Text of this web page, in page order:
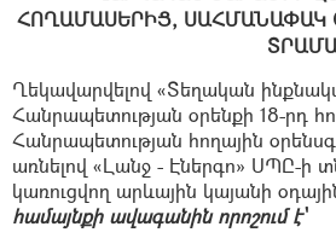
ՀՈՂԱՄԱՍԵՐԻՑ, ՍԱՀՄԱՆԱՓԱԿ
Ղեկավարվելով «Տեղական
Հանրապետության օրենքի 18-րդ
Հանրապետության հողային
առնելով «Լանջ - Էներգո» ՍՊԸ-ի
կառուցվող արևային կայանի
համայնքի ավագանին որոշում է՝